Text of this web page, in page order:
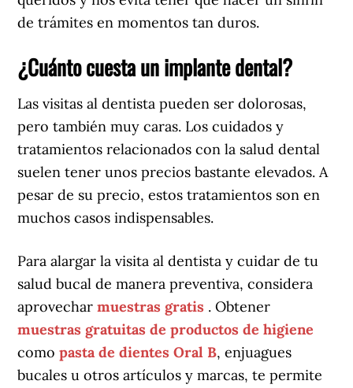
de trámites en momentos tan duros.
¿Cuánto cuesta un implante dental?
Las visitas al dentista pueden ser dolorosas,
pero también muy caras. Los cuidados y
tratamientos relacionados con la salud dental
suelen tener unos precios bastante elevados. A
pesar de su precio, estos tratamientos son en
muchos casos indispensables.
Para alargar la visita al dentista y cuidar de tu
salud bucal de manera preventiva, considera
aprovecharmuestras gratis . Obtener
muestras gratuitas de productos de higiene
comopasta de dientes Oral B, enjuagues
bucales u otros artículos y marcas, te permite